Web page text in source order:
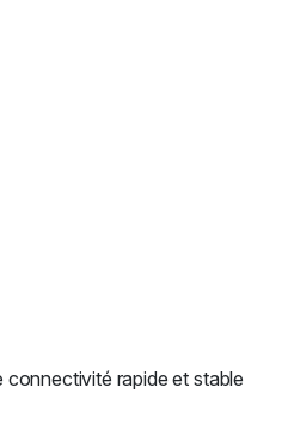
rapide et stable